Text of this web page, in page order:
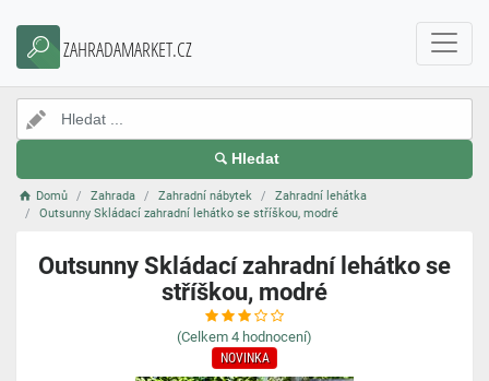
ZAHRADAMARKET.CZ
Hledat
Domů Zahrada Zahradní nábytek
Zahradní lehátka
Outsunny Skládací zahradní lehátko se stříškou, modré
Outsunny Skládací zahradní lehátko se
stříškou, modré
(Celkem 4 hodnocení)
NOVINKA